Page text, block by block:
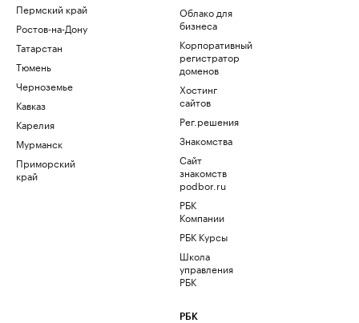
Пермский край
Ростов-на-Дону
Татарстан
Тюмень
Черноземье
Кавказ
Карелия
Мурманск
Приморский
край
Облако для
бизнеса
Корпоративный
регистратор
доменов
Хостинг
сайтов
Рег.решения
Знакомства
Сайт
знакомств
podbor.ru
РБК
Компании
РБК Курсы
Школа
управления
РБК
РБК